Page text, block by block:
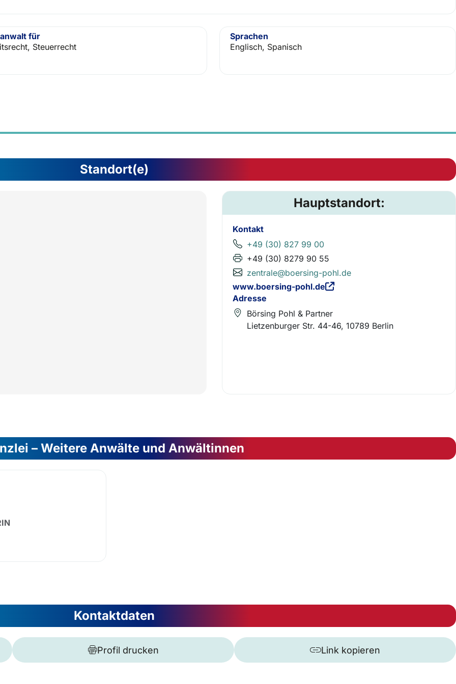
für
Steuerrecht
Sprachen
Englisch, Spanisch
Standort(e)
Hauptstandort:
Kontakt
+49 (30) 827 99 00
+49 (30) 8279 90 55
zentrale@boersing-pohl.de
www.boersing-pohl.de
Adresse
Börsing Pohl & Partner
Lietzenburger Str. 44-46, 10789 Berlin
– Weitere Anwälte und Anwältinnen
Kontaktdaten
Profil drucken Link kopieren